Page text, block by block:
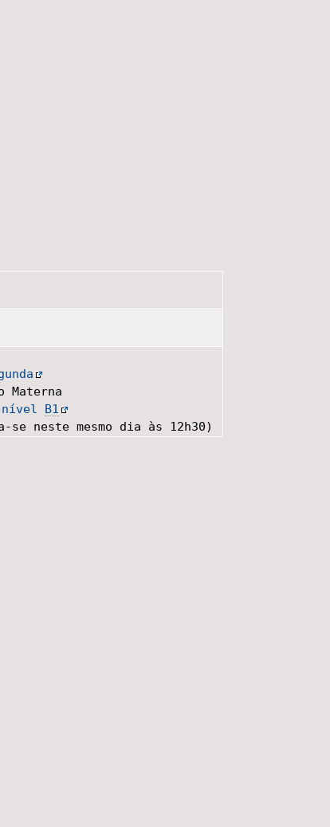
Materna
nível B1
neste mesmo dia às 12h30)